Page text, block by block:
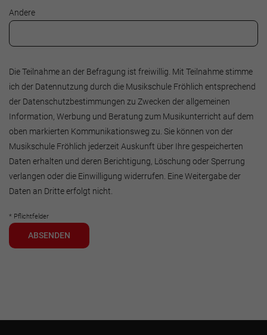
Andere
Die Teilnahme an der Befragung ist freiwillig. Mit Teilnahme stimme
ich der Datennutzung durch die Musikschule Fröhlich entsprechend
der Datenschutzbestimmungen zu Zwecken der allgemeinen
Information, Werbung und Beratung zum Musikunterricht auf dem
oben markierten Kommunikationsweg zu. Sie können von der
Musikschule Fröhlich jederzeit Auskunft über Ihre gespeicherten
Daten erhalten und deren Berichtigung, Löschung oder Sperrung
verlangen oder die Einwilligung widerrufen. Eine Weitergabe der
Daten an Dritte erfolgt nicht.
* Pflichtfelder
ABSENDEN